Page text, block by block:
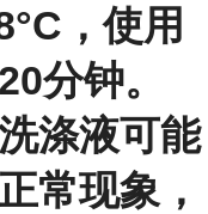
，使用
分钟。
涤液可能
常现象，